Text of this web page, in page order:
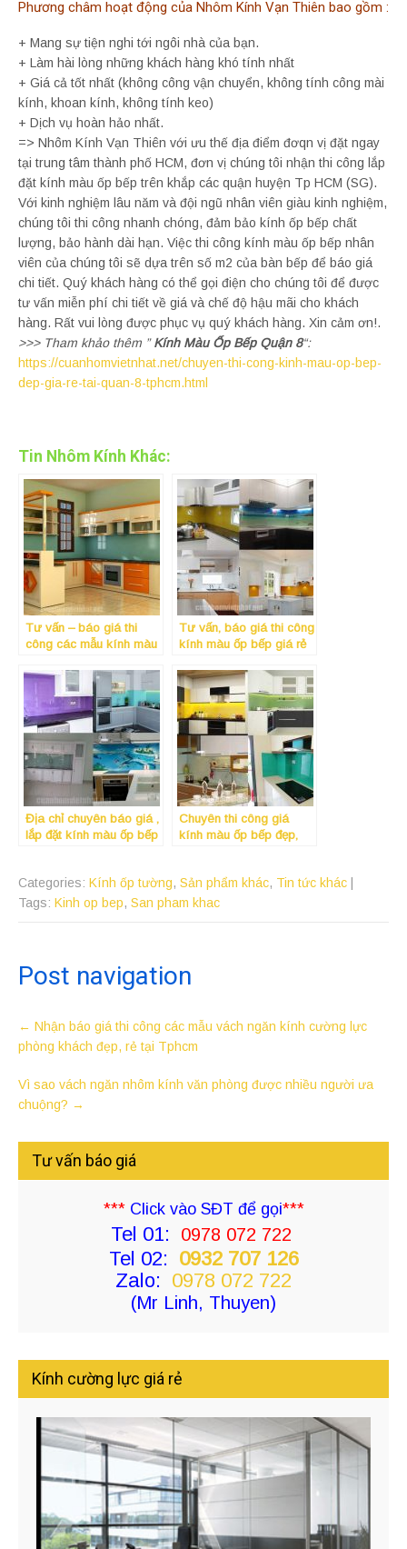
Phương châm hoạt động của Nhôm Kính Vạn Thiên bao gồm :
+ Mang sự tiện nghi tới ngôi nhà của bạn.
+ Làm hài lòng những khách hàng khó tính nhất
+ Giá cả tốt nhất (không công vận chuyển, không tính công mài
kính, khoan kính, không tính keo)
+ Dịch vụ hoàn hảo nhất.
=> Nhôm Kính Vạn Thiên với ưu thế địa điểm đơqn vị đặt ngay
tại trung tâm thành phố HCM, đơn vị chúng tôi nhận thi công lắp
đặt kính màu ốp bếp trên khắp các quận huyện Tp HCM (SG).
Với kinh nghiệm lâu năm và đội ngũ nhân viên giàu kinh nghiệm,
chúng tôi thi công nhanh chóng, đảm bảo kính ốp bếp chất
lượng, bảo hành dài hạn. Việc thi công kính màu ốp bếp nhân
viên của chúng tôi sẽ dựa trên số m2 của bàn bếp để báo giá
chi tiết. Quý khách hàng có thể gọi điện cho chúng tôi để được
tư vấn miễn phí chi tiết về giá và chế độ hậu mãi cho khách
hàng. Rất vui lòng được phục vụ quý khách hàng. Xin cảm ơn!.
>>> Tham khảo thêm ”Kính Màu Ốp Bếp Quận 8“:
https://cuanhomvietnhat.net/chuyen-thi-cong-kinh-mau-op-bep-
dep-gia-re-tai-quan-8-tphcm.html
Tin Nhôm Kính Khác:
Tư vấn – báo giá thi
công các mẫu kính màu
Uy Tín nhất tại quận 11
Tphcm
Tư vấn, báo giá thi công
kính màu ốp bếp giá rẻ
quận 9 Tphcm
Địa chỉ chuyên báo giá ,
lắp đặt kính màu ốp bếp
Chuyên thi công giá
kính màu ốp bếp đẹp,
Categories: Kính ốp tường, Sản phẩm khác, Tin tức khác
Tags: Kinh op bep, San pham khac
Post navigation
← Nhận báo giá thi công các mẫu vách ngăn kính cường lực
phòng khách đẹp, rẻ tại Tphcm
Vì sao vách ngăn nhôm kính văn phòng được nhiều người ưa
chuộng? →
Tư vấn báo giá
***Click vào SĐT để gọi***
Tel 01: 0978 072 722
Tel 02: 0932 707 126
Zalo: 0978 072 722
(Mr Linh, Thuyen)
Kính cường lực giá rẻ